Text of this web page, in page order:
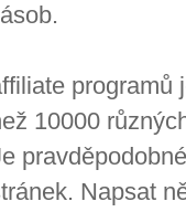
programů
10000
Napsat